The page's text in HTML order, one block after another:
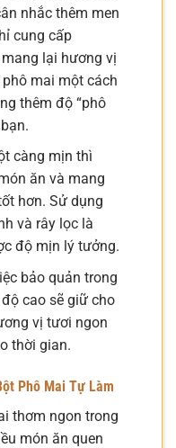
nhắc thêm men
cung cấp
lại hương vị
mai một cách
thêm độ “phô
càng mịn thì
ăn và mang
hơn. Sử dụng
và rây lọc là
độ mịn lý tưởng.
bảo quản trong
cao sẽ giữ cho
vị tươi ngon
thời gian.
Phô Mai Tự Làm
thơm ngon trong
món ăn quen